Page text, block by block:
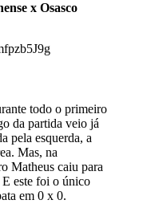
x Osasco
todo o primeiro
da partida veio já
pela esquerda, a
Mas, na
Matheus caiu para
E este foi o único
em 0 x 0.